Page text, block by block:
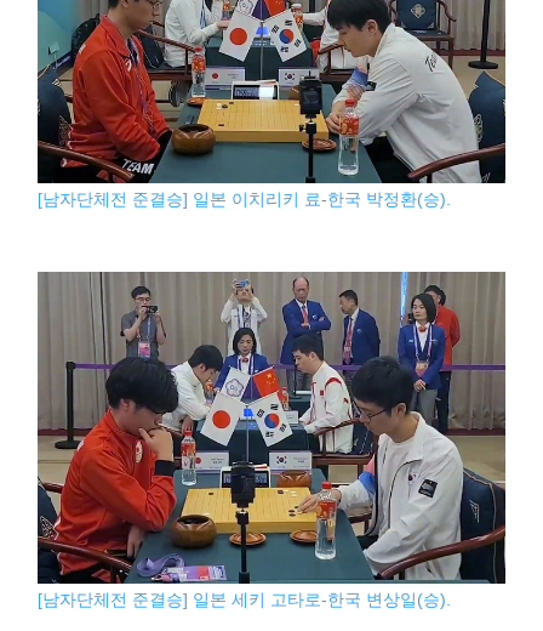
[남자단체전 준결승] 일본 이치리키 료-한국 박정환(승).
[남자단체전 준결승] 일본 세키 고타로-한국 변상일(승).